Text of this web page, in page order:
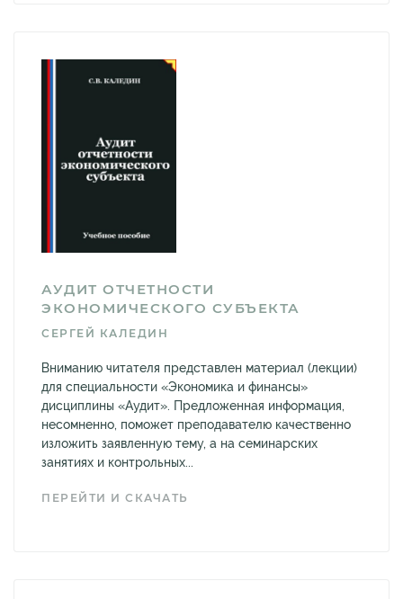
АУДИТ ОТЧЕТНОСТИ
ЭКОНОМИЧЕСКОГО СУБЪЕКТА
СЕРГЕЙ КАЛЕДИН
Вниманию читателя представлен материал (лекции)
для специальности «Экономика и финансы»
дисциплины «Аудит». Предложенная информация,
несомненно, поможет преподавателю качественно
изложить заявленную тему, а на семинарских
занятиях и контрольных...
ПЕРЕЙТИ И СКАЧАТЬ